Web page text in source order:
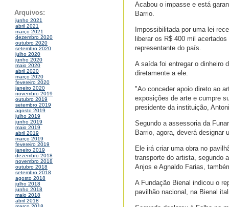
Arquivos:
junho 2021
abril 2021
março 2021
dezembro 2020
outubro 2020
setembro 2020
julho 2020
junho 2020
maio 2020
abril 2020
março 2020
fevereiro 2020
janeiro 2020
novembro 2019
outubro 2019
setembro 2019
agosto 2019
julho 2019
junho 2019
maio 2019
abril 2019
março 2019
fevereiro 2019
janeiro 2019
dezembro 2018
novembro 2018
outubro 2018
setembro 2018
agosto 2018
julho 2018
junho 2018
maio 2018
abril 2018
Acabou o impasse e está
Barrio.
Impossibilitada por uma lei
liberar os R$ 400 mil
representante do país.
A saída foi entregar o dinheiro
diretamente a ele.
"Ao conceder apoio direto ao
exposições de arte e cumpre
presidente da instituição,
Segundo a assessoria da
Barrio, agora, deverá designar
Ele irá criar uma obra no
transporte do artista, segundo
Anjos e Agnaldo Farias,
A Fundação Bienal indicou o
pavilhão nacional, na Bienal